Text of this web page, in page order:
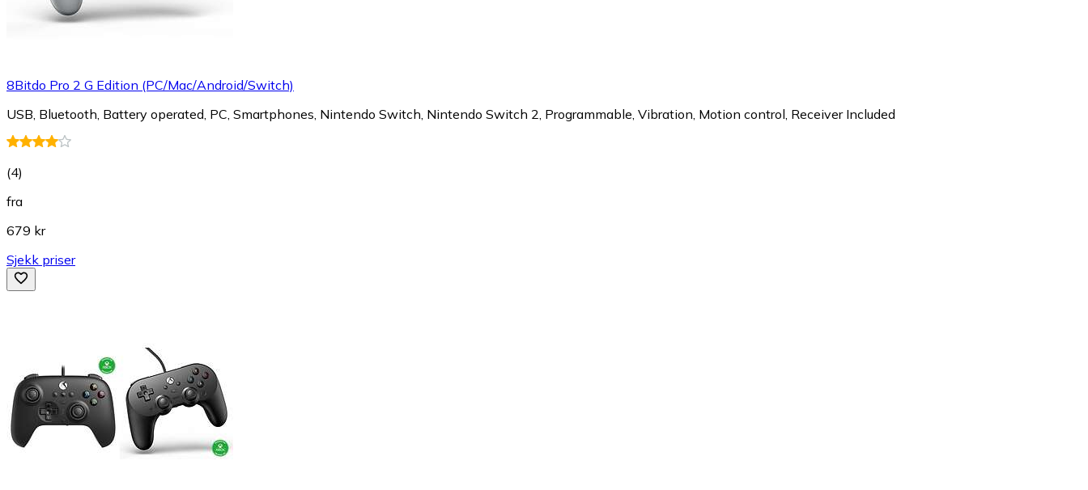
8Bitdo Pro 2 G Edition (PC/Mac/Android/Switch)
USB, Bluetooth, Battery operated, PC, Smartphones, Nintendo Switch, Nintendo Switch 2, Programmable, Vibration, Motion control, Receiver Included
(4)
fra
679 kr
Sjekk priser